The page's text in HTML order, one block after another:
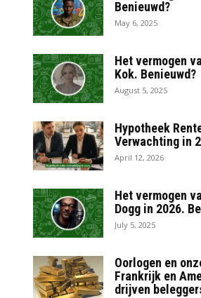
Benieuwd?
May 6, 2025
Het vermogen
Kok. Benieuwd?
August 5, 2025
Hypotheek
Verwachting in
April 12, 2026
Het vermogen
Dogg in 2026.
July 5, 2025
Oorlogen en
Frankrijk en
drijven